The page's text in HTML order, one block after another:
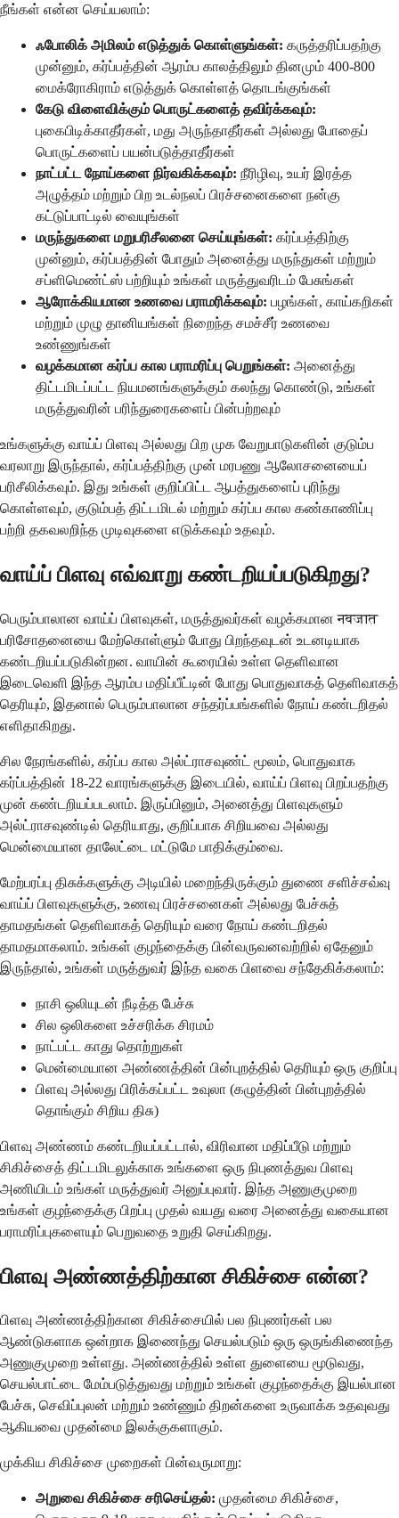
நீங்கள் என்ன செய்யலாம்:
ஃபோலிக் அமிலம் எடுத்துக் கொள்ளுங்கள்: கருத்தரிப்பதற்கு
முன்னும், கர்ப்பத்தின் ஆரம்ப காலத்திலும் தினமும் 400-800
மைக்ரோகிராம் எடுத்துக் கொள்ளத் தொடங்குங்கள்
கேடு விளைவிக்கும் பொருட்களைத் தவிர்க்கவும்:
புகைபிடிக்காதீர்கள், மது அருந்தாதீர்கள் அல்லது போதைப்
பொருட்களைப் பயன்படுத்தாதீர்கள்
நாட்பட்ட நோய்களை நிர்வகிக்கவும்: நீரிழிவு, உயர் இரத்த
அழுத்தம் மற்றும் பிற உடல்நலப் பிரச்சனைகளை நன்கு
கட்டுப்பாட்டில் வையுங்கள்
மருந்துகளை மறுபரிசீலனை செய்யுங்கள்: கர்ப்பத்திற்கு
முன்னும், கர்ப்பத்தின் போதும் அனைத்து மருந்துகள் மற்றும்
சப்ளிமெண்ட்ஸ் பற்றியும் உங்கள் மருத்துவரிடம் பேசுங்கள்
ஆரோக்கியமான உணவை பராமரிக்கவும்: பழங்கள், காய்கறிகள்
மற்றும் முழு தானியங்கள் நிறைந்த சமச்சீர் உணவை
உண்ணுங்கள்
வழக்கமான கர்ப்ப கால பராமரிப்பு பெறுங்கள்: அனைத்து
திட்டமிடப்பட்ட நியமனங்களுக்கும் கலந்து கொண்டு, உங்கள்
மருத்துவரின் பரிந்துரைகளைப் பின்பற்றவும்
உங்களுக்கு வாய்ப் பிளவு அல்லது பிற முக வேறுபாடுகளின் குடும்ப
வரலாறு இருந்தால், கர்ப்பத்திற்கு முன் மரபணு ஆலோசனையைப்
பரிசீலிக்கவும். இது உங்கள் குறிப்பிட்ட ஆபத்துகளைப் புரிந்து
கொள்ளவும், குடும்பத் திட்டமிடல் மற்றும் கர்ப்ப கால கண்காணிப்பு
பற்றி தகவலறிந்த முடிவுகளை எடுக்கவும் உதவும்.
வாய்ப் பிளவு எவ்வாறு கண்டறியப்படுகிறது?
பெரும்பாலான வாய்ப் பிளவுகள், மருத்துவர்கள் வழக்கமான नवजात
பரிசோதனையை மேற்கொள்ளும் போது பிறந்தவுடன் உடனடியாக
கண்டறியப்படுகின்றன. வாயின் கூரையில் உள்ள தெளிவான
இடைவெளி இந்த ஆரம்ப மதிப்பீட்டின் போது பொதுவாகத் தெளிவாகத்
தெரியும், இதனால் பெரும்பாலான சந்தர்ப்பங்களில் நோய் கண்டறிதல்
எளிதாகிறது.
சில நேரங்களில், கர்ப்ப கால அல்ட்ராசவுண்ட் மூலம், பொதுவாக
கர்ப்பத்தின் 18-22 வாரங்களுக்கு இடையில், வாய்ப் பிளவு பிறப்பதற்கு
முன் கண்டறியப்படலாம். இருப்பினும், அனைத்து பிளவுகளும்
அல்ட்ராசவுண்டில் தெரியாது, குறிப்பாக சிறியவை அல்லது
மென்மையான தாலேட்டை மட்டுமே பாதிக்கும்வை.
மேற்பரப்பு திசுக்களுக்கு அடியில் மறைந்திருக்கும் துணை சளிச்சவ்வு
வாய்ப் பிளவுகளுக்கு, உணவு பிரச்சனைகள் அல்லது பேச்சுத்
தாமதங்கள் தெளிவாகத் தெரியும் வரை நோய் கண்டறிதல்
தாமதமாகலாம். உங்கள் குழந்தைக்கு பின்வருவனவற்றில் ஏதேனும்
இருந்தால், உங்கள் மருத்துவர் இந்த வகை பிளவை சந்தேகிக்கலாம்:
நாசி ஒலியுடன் நீடித்த பேச்சு
சில ஒலிகளை உச்சரிக்க சிரமம்
நாட்பட்ட காது தொற்றுகள்
மென்மையான அண்ணத்தின் பின்புறத்தில் தெரியும் ஒரு குறிப்பு
பிளவு அல்லது பிரிக்கப்பட்ட உவுலா (கழுத்தின் பின்புறத்தில்
தொங்கும் சிறிய திசு)
பிளவு அண்ணம் கண்டறியப்பட்டால், விரிவான மதிப்பீடு மற்றும்
சிகிச்சைத் திட்டமிடலுக்காக உங்களை ஒரு நிபுணத்துவ பிளவு
அணியிடம் உங்கள் மருத்துவர் அனுப்புவார். இந்த அணுகுமுறை
உங்கள் குழந்தைக்கு பிறப்பு முதல் வயது வரை அனைத்து வகையான
பராமரிப்புகளையும் பெறுவதை உறுதி செய்கிறது.
பிளவு அண்ணத்திற்கான சிகிச்சை என்ன?
பிளவு அண்ணத்திற்கான சிகிச்சையில் பல நிபுணர்கள் பல
ஆண்டுகளாக ஒன்றாக இணைந்து செயல்படும் ஒரு ஒருங்கிணைந்த
அணுகுமுறை உள்ளது. அண்ணத்தில் உள்ள துளையை மூடுவது,
செயல்பாட்டை மேம்படுத்துவது மற்றும் உங்கள் குழந்தைக்கு இயல்பான
பேச்சு, செவிப்புலன் மற்றும் உண்ணும் திறன்களை உருவாக்க உதவுவது
ஆகியவை முதன்மை இலக்குகளாகும்.
முக்கிய சிகிச்சை முறைகள் பின்வருமாறு:
அறுவை சிகிச்சை சரிசெய்தல்: முதன்மை சிகிச்சை,